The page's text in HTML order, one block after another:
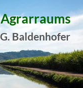
Baldenhofer